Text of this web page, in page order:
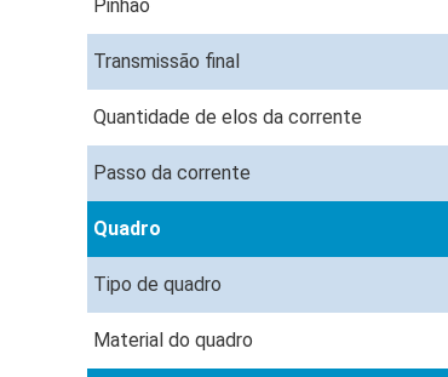
Pinhão
Transmissão final
Quantidade de elos da corrente
Passo da corrente
Quadro
Tipo de quadro
Material do quadro